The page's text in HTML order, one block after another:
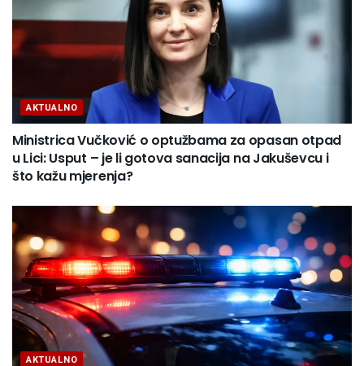
AKTUALNO
Ministrica Vučković o optužbama za opasan otpad
u Lici: Usput – je li gotova sanacija na Jakuševcu i
što kažu mjerenja?
AKTUALNO